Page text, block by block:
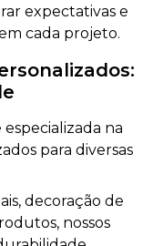
expectativas e
cada projeto.
especializada na
para diversas
decoração de
nossos